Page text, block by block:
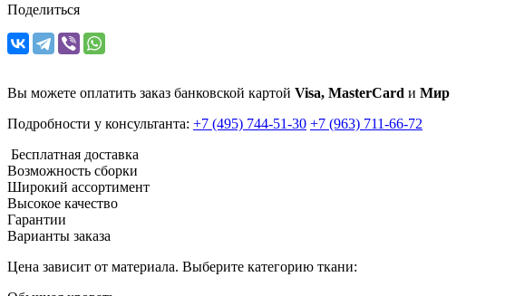
Поделиться
Вы можете оплатить заказ банковской картой Visa, MasterCard и Мир
Подробности у консультанта: +7 (495) 744-51-30 +7 (963) 711-66-72
Бесплатная доставка
Возможность сборки
Широкий ассортимент
Высокое качество
Гарантии
Варианты заказа
Цена зависит от материала. Выберите категорию ткани: